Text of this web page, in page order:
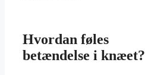
Hvordan føles
betændelse i knæet?